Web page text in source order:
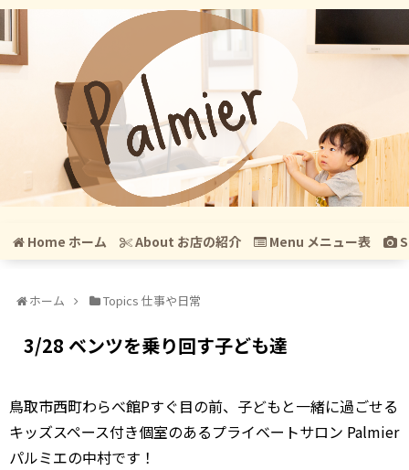
Home ホーム About お店の紹介 Menu メニュー表
ホーム Topics 仕事や日常
3/28 ベンツを乗り回す子ども達
鳥取市西町わらべ館Pすぐ目の前、子どもと一緒に過ごせる
キッズスペース付き個室のあるプライベートサロン Palmier
パルミエの中村です！